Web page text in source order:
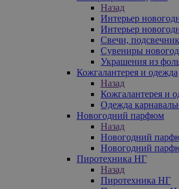
Назад
Интерьер
Интерьер
Свечи,
Сувениры
Украшения из
Кожгалантерея и одежда
Назад
Кожгалантерея и
Одежда
Новогодний парфюм
Назад
Новогодний
Новогодний
Пиротехника НГ
Назад
Пиротехника НГ